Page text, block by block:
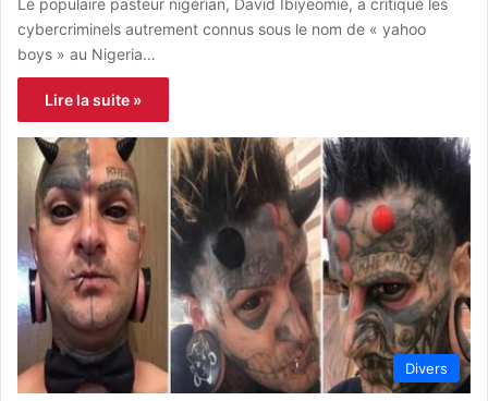
Le populaire pasteur nigérian, David Ibiyeomie, a critiqué les
cybercriminels autrement connus sous le nom de « yahoo
boys » au Nigeria…
Lire la suite »
Divers